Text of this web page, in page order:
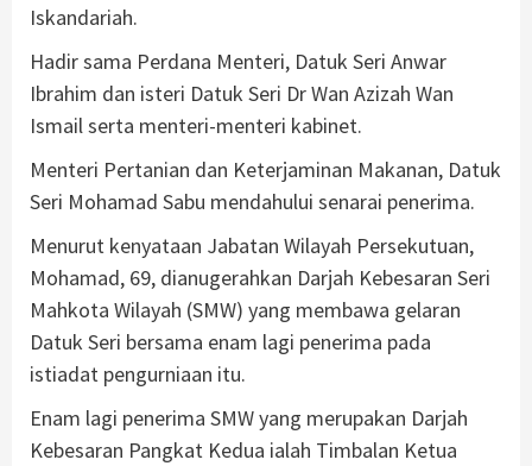
Iskandariah.
Hadir sama Perdana Menteri, Datuk Seri Anwar
Ibrahim dan isteri Datuk Seri Dr Wan Azizah Wan
Ismail serta menteri-menteri kabinet.
Menteri Pertanian dan Keterjaminan Makanan, Datuk
Seri Mohamad Sabu mendahului senarai penerima.
Menurut kenyataan Jabatan Wilayah Persekutuan,
Mohamad, 69, dianugerahkan Darjah Kebesaran Seri
Mahkota Wilayah (SMW) yang membawa gelaran
Datuk Seri bersama enam lagi penerima pada
istiadat pengurniaan itu.
Enam lagi penerima SMW yang merupakan Darjah
Kebesaran Pangkat Kedua ialah Timbalan Ketua